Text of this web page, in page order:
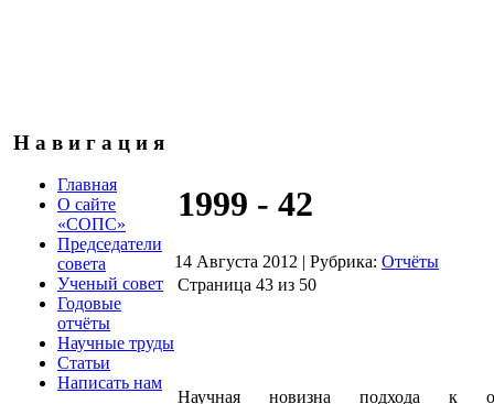
Н а в и г а ц и я
Главная
О сайте
«СОПС»
Председатели
совета
Ученый совет
Годовые
отчёты
Научные труды
Статьи
Написать нам
1999 - 42
14 Августа 2012 | Рубрика: Отчёты
Страница 43 из 50
Научная новизна подхода к